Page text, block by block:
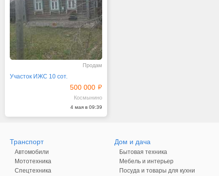
Продам
Участок ИЖС 10 сот.
500 000
Космынино
4 мая в 09:39
Транспорт
Автомобили
Мототехника
Спецтехника
Дом и дача
Бытовая техника
Мебель и интерьер
Посуда и товары для кухни